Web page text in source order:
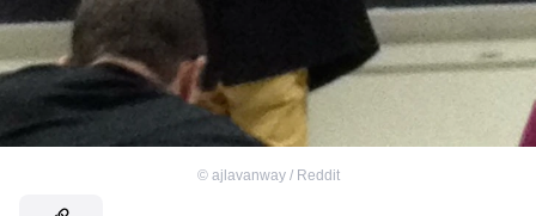
© ajlavanway / Reddit